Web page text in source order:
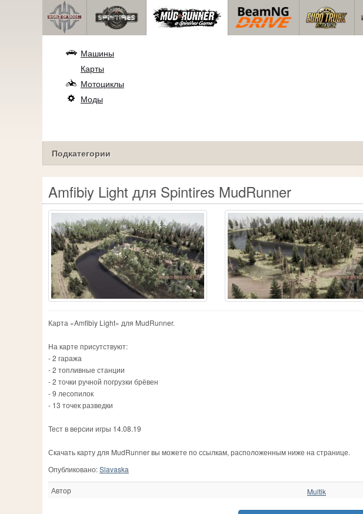
Машины
Карты
Мотоциклы
Моды
Подкатегории
Amfibiy Light для Spintires MudRunner
Карта «Amfibiy Light» для MudRunner.
На карте присутствуют:
- 2 гаража
- 2 топливные станции
- 2 точки ручной погрузки брёвен
- 9 лесопилок
- 13 точек разведки
Тест в версии игры 14.08.19
Скачать карту для MudRunner вы можете по ссылкам, расположенным ниже на странице.
Опубликовано:Slavaska
Автор Multik